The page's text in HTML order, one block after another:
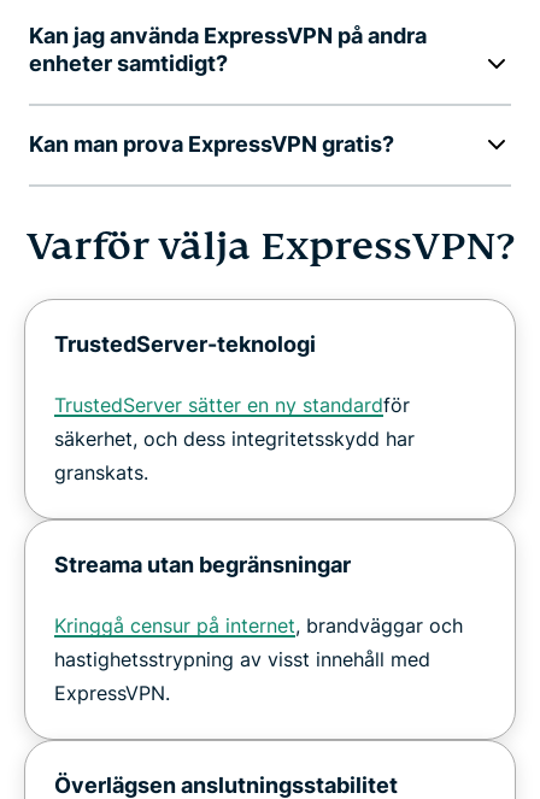
Kan jag använda ExpressVPN på andra
enheter samtidigt?
Kan man prova ExpressVPN gratis?
Varför välja ExpressVPN?
TrustedServer-teknologi
TrustedServer sätter en ny standardför
säkerhet, och dess integritetsskydd har
granskats.
Streama utan begränsningar
Kringgå censur på internet, brandväggar och
hastighetsstrypning av visst innehåll med
ExpressVPN.
Överlägsen anslutningsstabilitet